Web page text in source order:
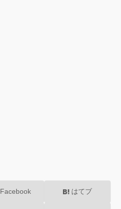
Facebook はてブ